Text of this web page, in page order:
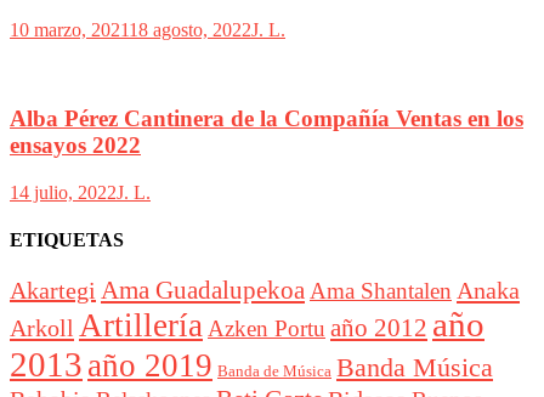
10 marzo, 202118 agosto, 2022J. L.
Alba Pérez Cantinera de la Compañía Ventas en los
ensayos 2022
14 julio, 2022J. L.
ETIQUETAS
Akartegi Ama GuadalupekoaAma Shantalen Anaka
Arkoll ArtilleríaAzken Portu año 2012 año
2013 año 2019 Banda de Música Banda Música